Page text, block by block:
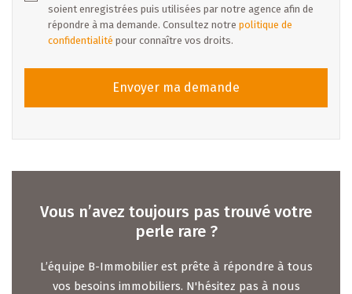
soient enregistrées puis utilisées par notre agence afin de
répondre à ma demande. Consultez notre politique de
confidentialité pour connaître vos droits.
Envoyer ma demande
Vous n’avez toujours pas trouvé votre
perle rare ?
L’équipe B-Immobilier est prête à répondre à tous
vos besoins immobiliers. N'hésitez pas à nous